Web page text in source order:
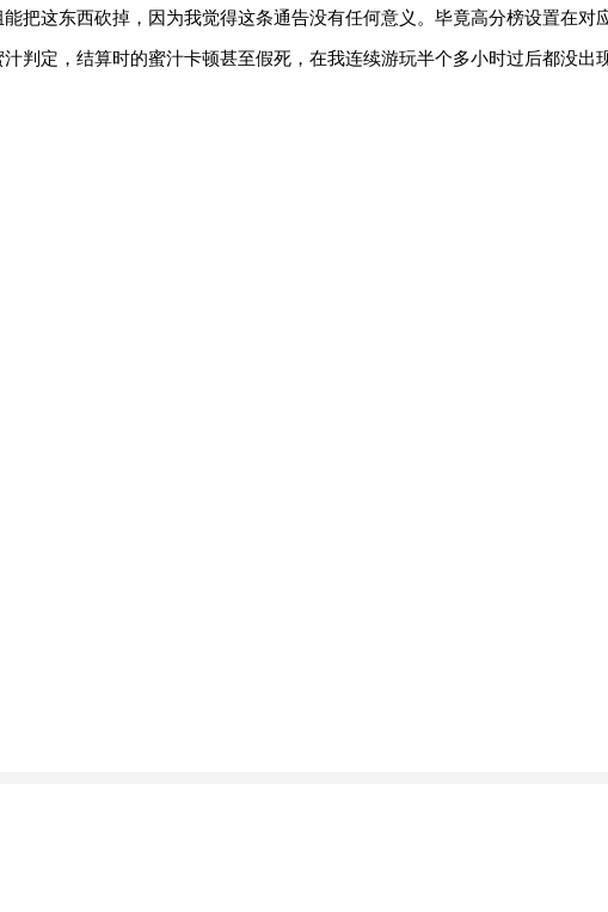
把这东西砍掉，因为我觉得这条通告没有任何意义。毕竟高分榜设置在对
判定，结算时的蜜汁卡顿甚至假死，在我连续游玩半个多小时过后都没